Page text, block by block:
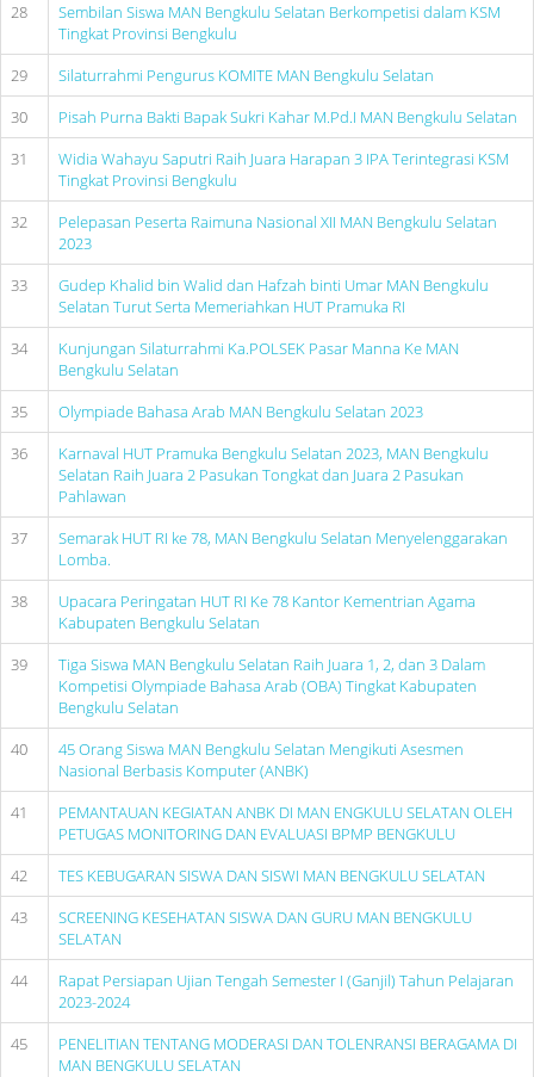
28
Sembilan Siswa MAN Bengkulu Selatan Berkompetisi dalam KSM
Tingkat Provinsi Bengkulu
29
Silaturrahmi Pengurus KOMITE MAN Bengkulu Selatan
30
Pisah Purna Bakti Bapak Sukri Kahar M.Pd.I MAN Bengkulu Selatan
31
Widia Wahayu Saputri Raih Juara Harapan 3 IPA Terintegrasi KSM
Tingkat Provinsi Bengkulu
32
Pelepasan Peserta Raimuna Nasional XII MAN Bengkulu Selatan
2023
33
Gudep Khalid bin Walid dan Hafzah binti Umar MAN Bengkulu
Selatan Turut Serta Memeriahkan HUT Pramuka RI
34
Kunjungan Silaturrahmi Ka.POLSEK Pasar Manna Ke MAN
Bengkulu Selatan
35
Olympiade Bahasa Arab MAN Bengkulu Selatan 2023
36
Karnaval HUT Pramuka Bengkulu Selatan 2023, MAN Bengkulu
Selatan Raih Juara 2 Pasukan Tongkat dan Juara 2 Pasukan
Pahlawan
37
Semarak HUT RI ke 78, MAN Bengkulu Selatan Menyelenggarakan
Lomba.
38
Upacara Peringatan HUT RI Ke 78 Kantor Kementrian Agama
Kabupaten Bengkulu Selatan
39
Tiga Siswa MAN Bengkulu Selatan Raih Juara 1, 2, dan 3 Dalam
Kompetisi Olympiade Bahasa Arab (OBA) Tingkat Kabupaten
Bengkulu Selatan
40
45 Orang Siswa MAN Bengkulu Selatan Mengikuti Asesmen
Nasional Berbasis Komputer (ANBK)
41
PEMANTAUAN KEGIATAN ANBK DI MAN ENGKULU SELATAN OLEH
PETUGAS MONITORING DAN EVALUASI BPMP BENGKULU
42
TES KEBUGARAN SISWA DAN SISWI MAN BENGKULU SELATAN
43
SCREENING KESEHATAN SISWA DAN GURU MAN BENGKULU
SELATAN
44
Rapat Persiapan Ujian Tengah Semester I (Ganjil) Tahun Pelajaran
2023-2024
45
PENELITIAN TENTANG MODERASI DAN TOLENRANSI BERAGAMA DI
MAN BENGKULU SELATAN